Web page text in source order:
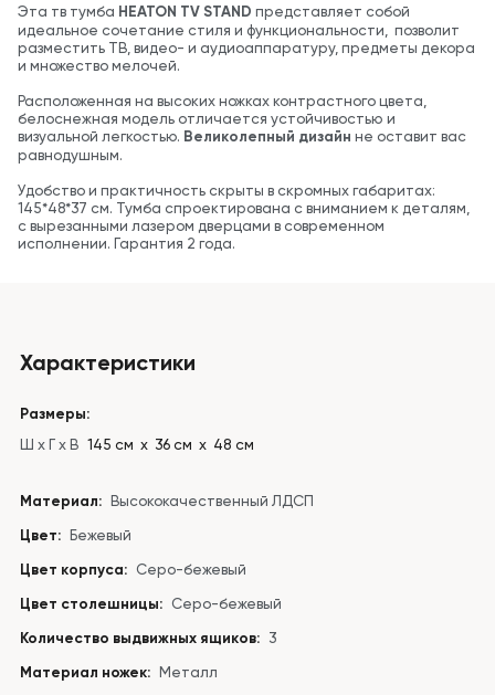
Эта тв тумба HEATON TV STAND представляет собой
идеальное сочетание стиля и функциональности, позволит
разместить ТВ, видео- и аудиоаппаратуру, предметы декора
и множество мелочей.
Расположенная на высоких ножках контрастного цвета,
белоснежная модель отличается устойчивостью и
визуальной легкостью. Великолепный дизайн не оставит вас
равнодушным.
Удобство и практичность скрыты в скромных габаритах:
145*48*37 см. Тумба спроектирована с вниманием к деталям,
с вырезанными лазером дверцами в современном
исполнении. Гарантия 2 года.
Характеристики
Размеры:
Ш x Г x В 145 см х 36 см х 48 см
Материал: Высококачественный ЛДСП
Цвет: Бежевый
Цвет корпуса: Серо-бежевый
Цвет столешницы: Серо-бежевый
Количество выдвижных ящиков: 3
Материал ножек: Металл